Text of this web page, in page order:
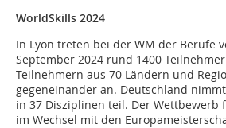
WorldSkills 2024
In Lyon treten bei der WM der Berufe
September 2024 rund 1400
Teilnehmern aus 70 Ländern und
gegeneinander an. Deutschland
in 37 Disziplinen teil. Der Wettbewerb
im Wechsel mit den